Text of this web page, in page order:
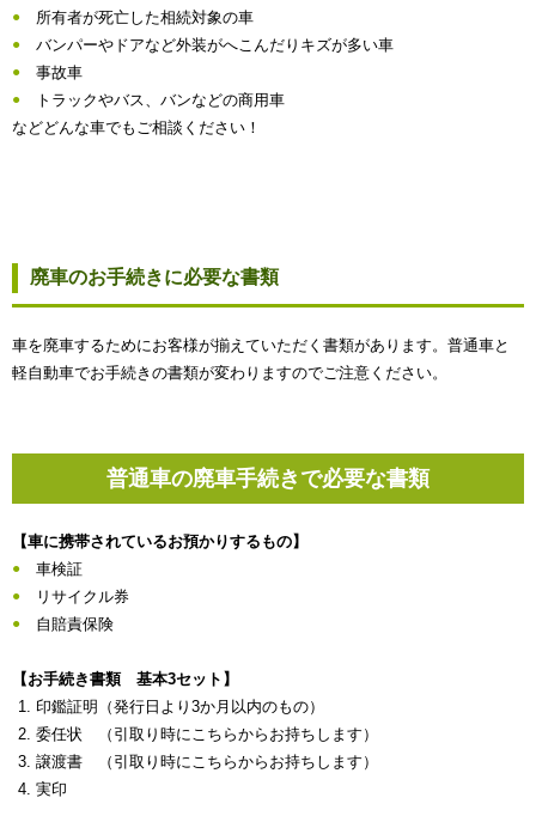
所有者が死亡した相続対象の車
バンパーやドアなど外装がへこんだりキズが多い車
事故車
トラックやバス、バンなどの商用車
などどんな車でもご相談ください！
廃車のお手続きに必要な書類
車を廃車するためにお客様が揃えていただく書類があります。普通車と
軽自動車でお手続きの書類が変わりますのでご注意ください。
普通車の廃車手続きで必要な書類
【車に携帯されているお預かりするもの】
車検証
リサイクル券
自賠責保険
【お手続き書類 基本3セット】
印鑑証明（発行日より3か月以内のもの）
委任状 （引取り時にこちらからお持ちします）
譲渡書 （引取り時にこちらからお持ちします）
実印